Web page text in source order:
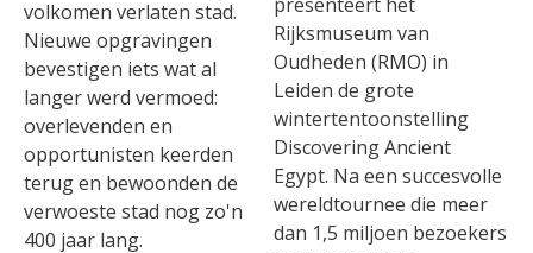
volkomen verlaten stad.
Nieuwe opgravingen
bevestigen iets wat al
langer werd vermoed:
overlevenden en
opportunisten keerden
terug en bewoonden de
verwoeste stad nog zo'n
400 jaar lang.
Rijksmuseum van
Oudheden (RMO) in
Leiden de grote
wintertentoonstelling
Discovering Ancient
Egypt. Na een succesvolle
wereldtournee die meer
dan 1,5 miljoen bezoekers